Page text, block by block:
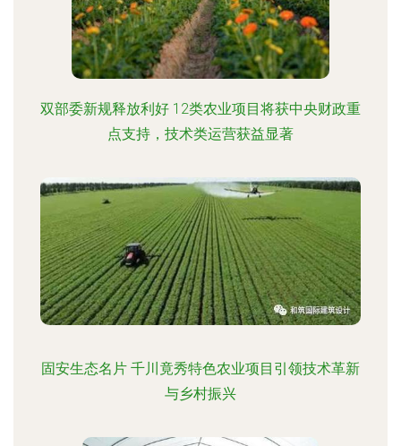
双部委新规释放利好 12类农业项目将获中央财政重
点支持，技术类运营获益显著
固安生态名片 千川竟秀特色农业项目引领技术革新
与乡村振兴